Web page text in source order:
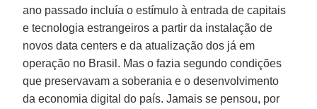
ano passado incluía o estímulo à entrada de capitais
e tecnologia estrangeiros a partir da instalação de
novos data centers e da atualização dos já em
operação no Brasil. Mas o fazia segundo condições
que preservavam a soberania e o desenvolvimento
da economia digital do país. Jamais se pensou, por